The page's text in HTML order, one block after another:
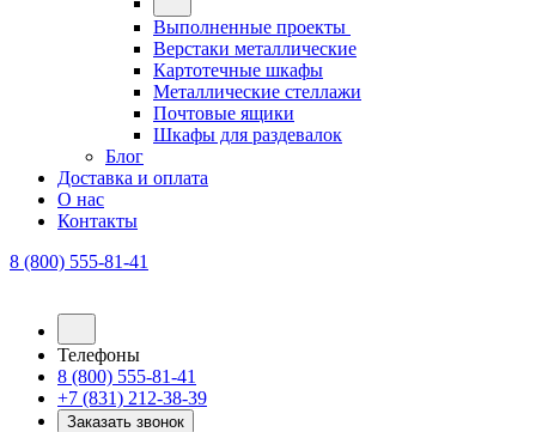
Выполненные проекты
Верстаки металлические
Картотечные шкафы
Металлические стеллажи
Почтовые ящики
Шкафы для раздевалок
Блог
Доставка и оплата
О нас
Контакты
8 (800) 555-81-41
Телефоны
8 (800) 555-81-41
+7 (831) 212-38-39
Заказать звонок